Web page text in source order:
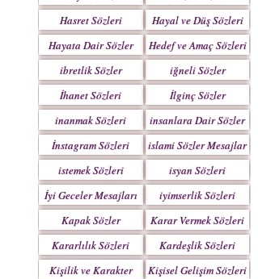
Hasret Sözleri
Hayal ve Düş Sözleri
Hayata Dair Sözler
Hedef ve Amaç Sözleri
ibretlik Sözler
iğneli Sözler
İhanet Sözleri
İlginç Sözler
inanmak Sözleri
insanlara Dair Sözler
İnstagram Sözleri
islami Sözler Mesajlar
istemek Sözleri
isyan Sözleri
İyi Geceler Mesajları
iyimserlik Sözleri
Kapak Sözler
Karar Vermek Sözleri
Kararlılık Sözleri
Kardeşlik Sözleri
Kişilik ve Karakter
Kişisel Gelişim Sözleri